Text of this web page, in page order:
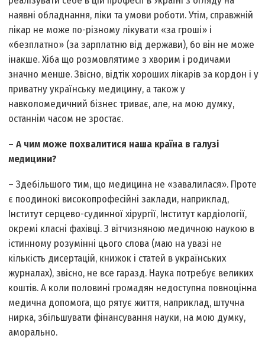
наявні обладнання, ліки та умови роботи. Утім, справжній
лікар не може по-різному лікувати «за гроші» і
«безплатно» (за зарплатню від держави), бо він не може
інакше. Хіба що розмовлятиме з хворим і родичами
значно менше. Звісно, відтік хороших лікарів за кордон і у
приватну українську медицину, а також у
навколомедичний бізнес триває, але, на мою думку,
останнім часом не зростає.
– А чим може похвалитися наша країна в галузі
медицини?
– Здебільшого тим, що медицина не «завалилася». Проте
є поодинокі високопрофесійні заклади, наприклад,
Інститут серцево-судинної хірургії, Інститут кардіології,
окремі класні фахівці. З вітчизняною медичною наукою в
істинному розумінні цього слова (маю на увазі не
кількість дисертацій, книжок і статей в українських
журналах), звісно, не все гаразд. Наука потребує великих
коштів. А коли половині громадян недоступна повноцінна
медична допомога, що рятує життя, наприклад, штучна
нирка, збільшувати фінансування науки, на мою думку,
аморально.